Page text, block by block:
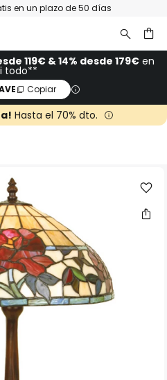
en un plazo de 50 días
119€ & 14% desde 179€ en
todo**
Copiar
Hasta el 70% dto.